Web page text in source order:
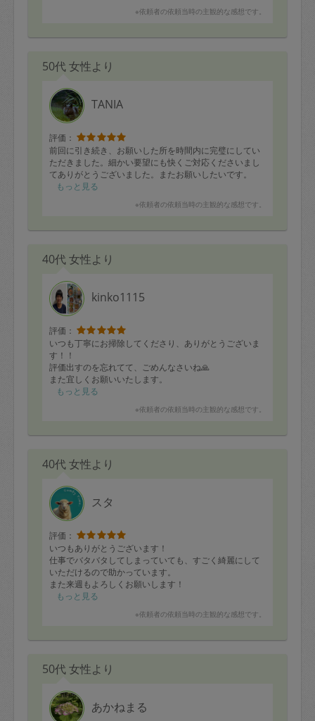
コンロ、家電の拭き掃除までしていただいてお家中ぴか
２週間に１回来ていただけるのがいつも楽しみです！ま
※依頼者の依頼当時の主観的な感想です。
50代 女性より
TANIA
評価：
前回に引き続き、お願いした所を時間内に完璧にしてい
ただきました。細かい要望にも快くご対応くださいまし
てありがとうございました。またお願いしたいです。
もっと見る
※依頼者の依頼当時の主観的な感想です。
40代 女性より
kinko1115
評価：
いつも丁寧にお掃除してくださり、ありがとうございま
す！！
評価出すのを忘れてて、ごめんなさいね🙏
また宜しくお願いいたします。
もっと見る
※依頼者の依頼当時の主観的な感想です。
40代 女性より
スタ
評価：
いつもありがとうございます！
仕事でバタバタしてしまっていても、すごく綺麗にして
いただけるので助かっています。
また来週もよろしくお願いします！
もっと見る
※依頼者の依頼当時の主観的な感想です。
50代 女性より
あかねまる